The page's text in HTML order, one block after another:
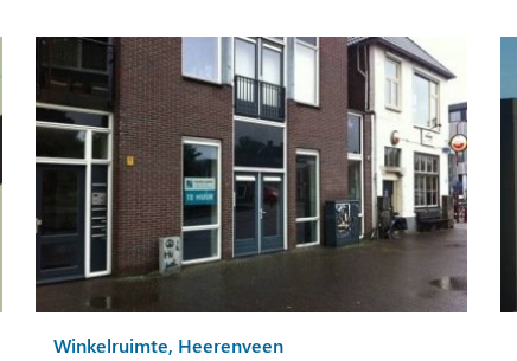
Winkelruimte, Heerenveen